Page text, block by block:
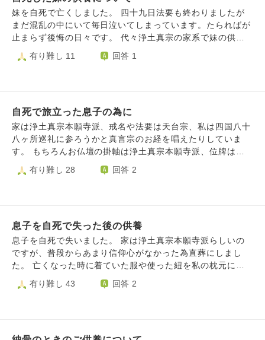
価格交渉をしてもらうよう…本日決めてきたところです。
そして、冒頭が長くなって申し訳ないのですが…ここからが
本題でして💦 上記の件をまず父方の叔父に報告し、「祖母
と思うのだが、どうかな？」と相談したところ。 「土地は
は自分たちで言ったほうが良いね」と返信がありました。
叔父の言うように、自殺があった土地…というのは祟られる
ものですか？ もしその土地が嫌な場所になっているのだと
して…それは永遠に続きますか？お祓い等しても、そこで死
んだ方、土地に救いはないのでしょうか？ 私たちがその土
地を見つけ、今こうして前向きに検討している…というの
気をつけた家を設計してもらう予定です。
んだかもしれないと、恐らくそう思うこと自体が私の驕りで
あり、私ごときが彼女の拠り所や支えになれた可能性なんて
なかったとは思うのですが、なんだか悔やまれて仕方ありま
が待ってるなんて聞いたことがあります。彼女は死んで尚苦
でしょうか……
妹を自死で亡くしました。 四十九日法要も終わりましたが
まだ混乱の中にいて毎日泣いてしまっています。たらればが
止まらず後悔の日々です。 代々浄土真宗の家系で妹の供養
もそのしきたりで行われましたが、わからないことがあるの
でよろしければいくつか教えて頂きたいです。 ①浄土真宗で
らどうなるのでしょう。魂があるのかどうかもわかりません
が、どこか彷徨って迷子になっていないかとすごく心配で
す。 ②他の宗派だと節目の法要に追善供養の意味があります
が、すぐに成仏する浄土真宗の節目の法要の意味合いを捉え
感覚がよく分からず…モヤモヤした質問でわかりづらくすみ
す。成仏して苦しみも何もないなら大いに結構なはずなので
すが、後悔の感情のやり場を失っています。エゴなのはわか
っていますが気持ちが追いつきません。本当にもう何もでき
ないのでしょうか。死別とはそういうことなのでしょうか。
です。何を信じて頼ればいいかもわかりません。 色々と的
有り難し 11 回答 1
自死で旅立った息子の為に
家は浄土真宗本願寺派、戒名や法要は天台宗、私は四国八十
八ヶ所巡礼に参ろうかと真言宗のお経を唱えたりしていま
す。 もちろんお仏壇の掛軸は浄土真宗本願寺派、位牌は天
台宗で開眼供養をしており毎朝夕私はどうしたら良いのか分
からず開経偈、懴悔文、般若心経、回向文を唱えておりま
有り難し 28 回答 2
息子を自死で失った後の供養
息子を自死で失いました。 家は浄土真宗本願寺派らしいの
ですが、普段からあまり信仰心がなかった為直葬にしまし
た。 亡くなった時に着ていた服や使った紐を私の枕元に置
いているのですが、供養してあげた方が良いのか悩んでいま
す。 お坊さんをお呼びし読経してもらった方が良いのでし
有り難し 43 回答 2